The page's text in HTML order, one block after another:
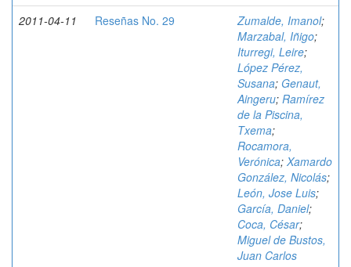
2011-04-11
Reseñas No. 29 Zumalde, Imanol;
Marzabal, Iñigo;
Iturregi, Leire;
López Pérez,
Susana; Genaut,
Aingeru; Ramírez
de la Piscina,
Txema;
Rocamora,
Verónica; Xamardo
González, Nicolás;
León, Jose Luis;
García, Daniel;
Coca, César;
Miguel de Bustos,
Juan Carlos